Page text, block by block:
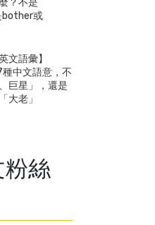
？不是
bother或
文語彙】
中文語意，不
巨星」，還是
大老」
絲